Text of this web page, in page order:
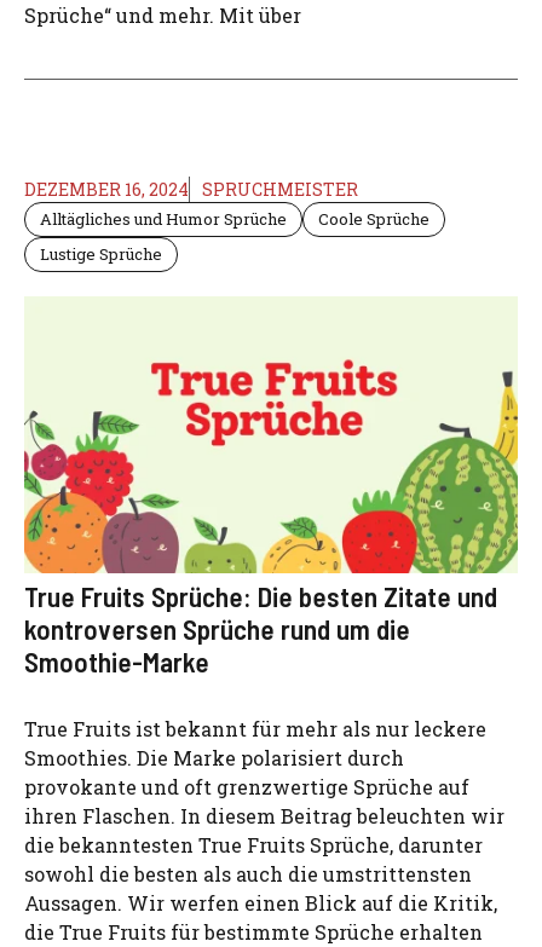
Sprüche“ und mehr. Mit über
DEZEMBER 16, 2024 SPRUCHMEISTER
Alltägliches und Humor Sprüche
Coole Sprüche
Lustige Sprüche
True Fruits Sprüche: Die besten Zitate und
kontroversen Sprüche rund um die
Smoothie-Marke
True Fruits ist bekannt für mehr als nur leckere
Smoothies. Die Marke polarisiert durch
provokante und oft grenzwertige Sprüche auf
ihren Flaschen. In diesem Beitrag beleuchten wir
die bekanntesten True Fruits Sprüche, darunter
sowohl die besten als auch die umstrittensten
Aussagen. Wir werfen einen Blick auf die Kritik,
die True Fruits für bestimmte Sprüche erhalten